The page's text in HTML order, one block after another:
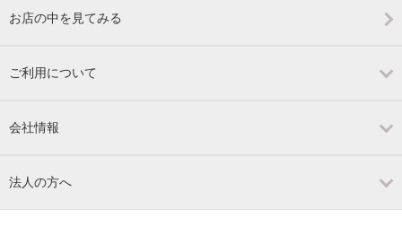
お店の中を見てみる
ご利用について
会社情報
法人の方へ